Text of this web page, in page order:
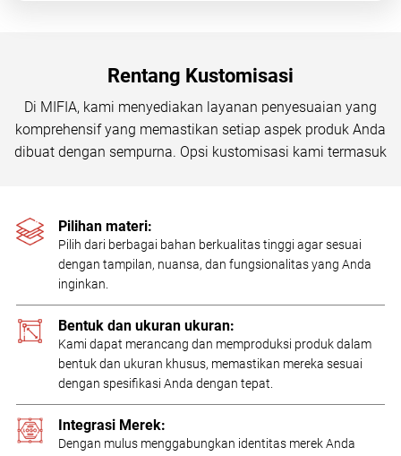
Rentang Kustomisasi
Di MIFIA, kami menyediakan layanan penyesuaian yang
komprehensif yang memastikan setiap aspek produk Anda
dibuat dengan sempurna. Opsi kustomisasi kami termasuk
Pilihan materi:
Pilih dari berbagai bahan berkualitas tinggi agar sesuai
dengan tampilan, nuansa, dan fungsionalitas yang Anda
inginkan.
Bentuk dan ukuran ukuran:
Kami dapat merancang dan memproduksi produk dalam
bentuk dan ukuran khusus, memastikan mereka sesuai
dengan spesifikasi Anda dengan tepat.
Integrasi Merek:
Dengan mulus menggabungkan identitas merek Anda